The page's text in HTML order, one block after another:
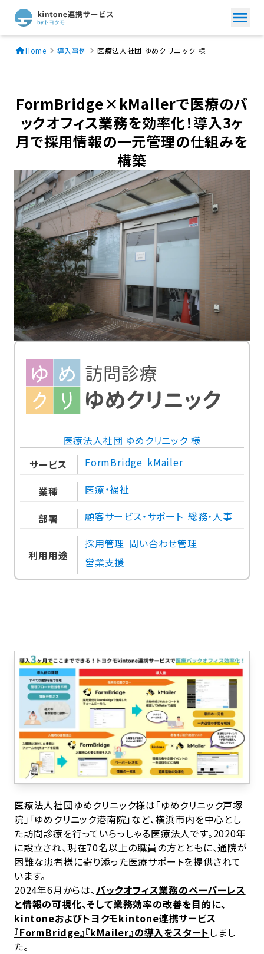
Home 導入事例 医療法人社団 ゆめクリニック 様
FormBridge×kMailerで医療のバ
ックオフィス業務を効率化！導入3ヶ
月で採用情報の一元管理の仕組みを
構築
医療法人社団 ゆめクリニック 様
サービス
FormBridge kMailer
業種 医療・福祉
部署 顧客サービス・サポート 総務・人事
利用用途
採用管理 問い合わせ管理
営業支援
医療法人社団ゆめクリニック様は「ゆめクリニック戸塚
院」「ゆめクリニック港南院」など、横浜市内を中心とし
た訪問診療を行っていらっしゃる医療法人です。2020年
に設立され、現在70名以上の職員の方とともに、通院が
困難な患者様に寄り添った医療サポートを提供されて
います。
2024年6月からは、 バックオフィス業務のペーパーレス
と情報の可視化、そして業務効率の改善を目的に、
kintoneおよびトヨクモkintone連携サービス
『FormBridge』『kMailer』の導入をスタートしまし
た。